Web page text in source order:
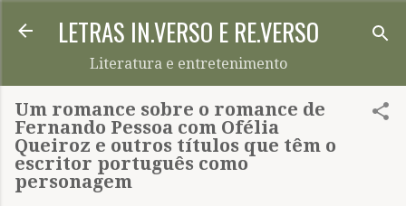
Pular para o conteúdo principal
LETRAS IN.VERSO E RE.VERSO
Literatura e entretenimento
Um romance sobre o romance de
Fernando Pessoa com Ofélia
Queiroz e outros títulos que têm o
escritor português como
personagem